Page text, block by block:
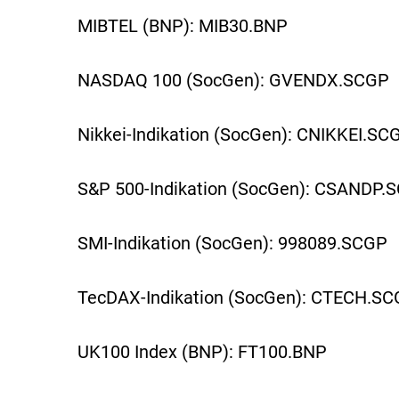
MIBTEL (BNP): MIB30.BNP
NASDAQ 100 (SocGen): GVENDX.SCGP
Nikkei-Indikation (SocGen):
S&P 500-Indikation (SocGen):
SMI-Indikation (SocGen): 998089.SCGP
TecDAX-Indikation (SocGen):
UK100 Index (BNP): FT100.BNP